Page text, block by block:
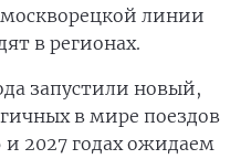
линии
в регионах.
запустили новый,
в мире поездов
2027 годах ожидаем